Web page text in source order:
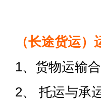
（长途货运
1、货物运输
2、 托运与承